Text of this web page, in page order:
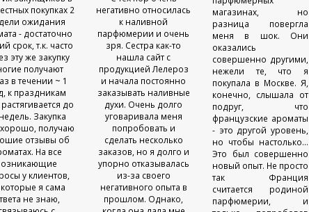
покупках 2
ожидания
- достаточно
срок, т.к. часто
эту же закупку
получают
в течении ~ 1
к праздникам
до
Закупка
получаю
отзывы об
На все
у клиентов,
я сама
не знаю,
негативно относилась
к наливной
парфюмерии и очень
зря. Сестра как-то
нашла сайт с
продукцией Лелероз
и начала постоянно
заказывать наливные
духи. Очень долго
уговаривала меня
попробовать и
сделать несколько
заказов, но я долго и
упорно отказывалась
из-за своего
негативного опыта в
прошлом. Однако,
магазинах, но
разница повергла
меня в шок. Они
оказались
совершенно другими,
нежели те, что я
покупала в Москве. Я,
конечно, слышала от
подруг, что
французские ароматы
- это другой уровень,
но чтобы настолько...
Это был совершенно
новый опыт. Не просто
так Франция
считается родиной
парфюмерии, и